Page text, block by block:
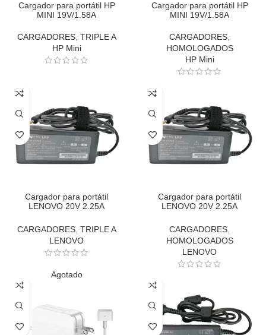
Cargador para portátil HP
MINI 19V/1.58A
CARGADORES, TRIPLE A
HP Mini
Cargador para portátil HP
MINI 19V/1.58A
CARGADORES
HOMOLOGADOS
HP Mini
Cargador para portátil
LENOVO 20V 2.25A
CARGADORES, TRIPLE A
LENOVO
Cargador para portátil
LENOVO 20V 2.25A
CARGADORES
HOMOLOGADOS
LENOVO
Agotado